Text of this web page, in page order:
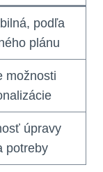
podľa
plánu
možnosti
úpravy
potreby